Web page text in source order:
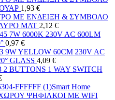
1,93 €
ΜΕ ΕΝΔΕΙΞΗ & ΣΥΜΒΟΛΟ
ΜΑΤ 2,12 €
7W 6000K 230V AC 600LM
0,97 €
9W YELLOW 60CM 230V AC
GLASS 4,09 €
2 BUTTONS 1 WAY SWITCH
Smart Home
ΨΗΦΙΑΚΟΙ ΜΕ WIFI